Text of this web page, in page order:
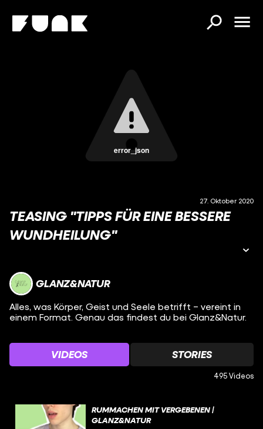
error_json
27. Oktober 2020
TEASING "TIPPS FÜR EINE BESSERE
WUNDHEILUNG"
GLANZ&NATUR
Alles, was Körper, Geist und Seele betrifft – vereint in
einem Format. Genau das findest du bei Glanz&Natur.
VIDEOS STORIES
495 Videos
RUMMACHEN MIT VERGEBENEN |
GLANZ&NATUR